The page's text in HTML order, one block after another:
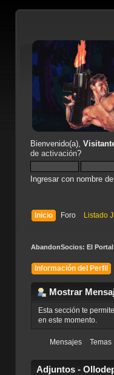
Bienvenido(a),
de activación?
Ingresar con nombre
Inicio Foro Listado
AbandonSocios: El
Información del Perfil
Mostrar
Esta sección te
en este momento.
Mensajes Temas
Adjuntos -